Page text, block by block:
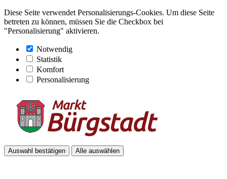
Diese Seite verwendet Personalisierungs-Cookies. Um diese Seite
betreten zu können, müssen Sie die Checkbox bei
"Personalisierung" aktivieren.
Notwendig
Statistik
Komfort
Personalisierung
Auswahl bestätigen Alle auswählen